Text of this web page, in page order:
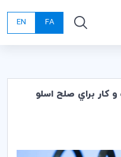
FA
EN
و كار براي صلح اسلو